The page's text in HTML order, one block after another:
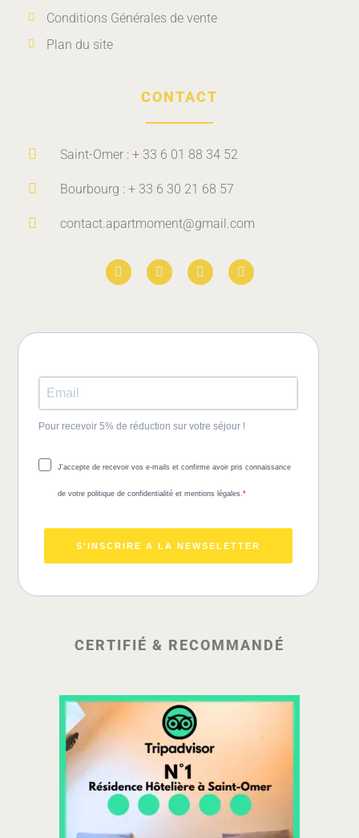
Conditions Générales de vente
Plan du site
CONTACT
Saint-Omer : + 33 6 01 88 34 52
Bourbourg : + 33 6 30 21 68 57
contact.apartmoment@gmail.com
Pour recevoir 5% de réduction sur votre séjour !
J'accepte de recevoir vos e-mails et confirme avoir pris connaissance
de votre politique de confidentialité et mentions légales.
S'INSCRIRE A LA NEWSELETTER
CERTIFIÉ & RECOMMANDÉ